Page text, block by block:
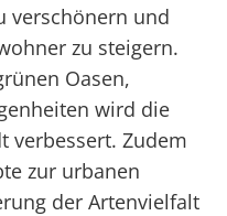
verschönern und
zu steigern.
Oasen,
wird die
verbessert. Zudem
zur urbanen
der Artenvielfalt